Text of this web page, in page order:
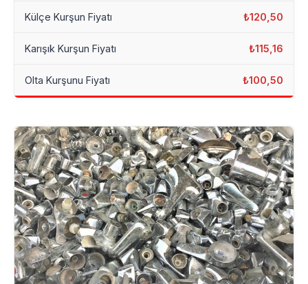
Külçe Kurşun Fiyatı ₺120,50
Karışık Kurşun Fiyatı ₺115,16
Olta Kurşunu Fiyatı ₺100,50